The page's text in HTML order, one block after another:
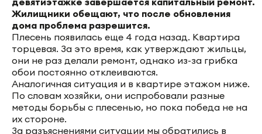
Жилищники обещают, что после обновления
дома проблема разрешится.
Плесень появилась еще 4 года назад. Квартира
торцевая. За это время, как утверждают жильцы,
они не раз делали ремонт, однако из-за грибка
обои постоянно отклеиваются.
Аналогичная ситуация и в квартире этажом ниже.
По словам хозяйки, они испробовали разные
методы борьбы с плесенью, но пока победа не на
их стороне.
За разъяснениями ситуации мы обратились в